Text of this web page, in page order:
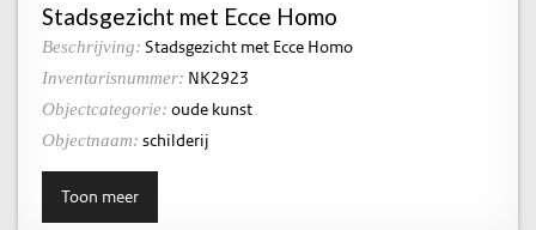
Stadsgezicht met Ecce Homo
Beschrijving: Stadsgezicht met Ecce Homo
Inventarisnummer: NK2923
Objectcategorie: oude kunst
Objectnaam: schilderij
Toon meer